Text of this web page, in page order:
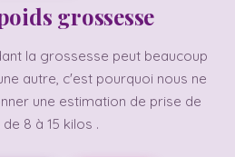
grossesse
la grossesse peut beaucoup
autre, c'est pourquoi nous ne
une estimation de prise de
8 à 15 kilos .